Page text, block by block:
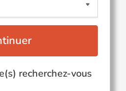
recherchez-vous